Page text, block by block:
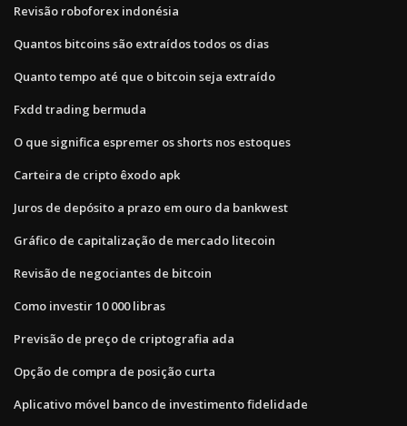
Revisão roboforex indonésia
Quantos bitcoins são extraídos todos os dias
Quanto tempo até que o bitcoin seja extraído
Fxdd trading bermuda
O que significa espremer os shorts nos estoques
Carteira de cripto êxodo apk
Juros de depósito a prazo em ouro da bankwest
Gráfico de capitalização de mercado litecoin
Revisão de negociantes de bitcoin
Como investir 10 000 libras
Previsão de preço de criptografia ada
Opção de compra de posição curta
Aplicativo móvel banco de investimento fidelidade